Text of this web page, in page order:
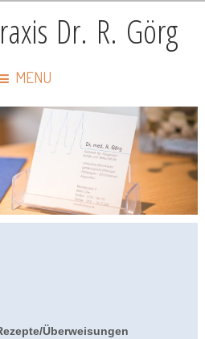
Dr. R. Görg
MENU
Überweisungen